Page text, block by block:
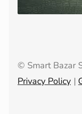
© Smart Bazar
Privacy Policy